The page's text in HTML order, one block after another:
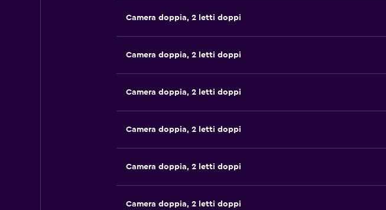
Camera doppia, 2 letti doppi
Camera doppia, 2 letti doppi
Camera doppia, 2 letti doppi
Camera doppia, 2 letti doppi
Camera doppia, 2 letti doppi
Camera doppia, 2 letti doppi